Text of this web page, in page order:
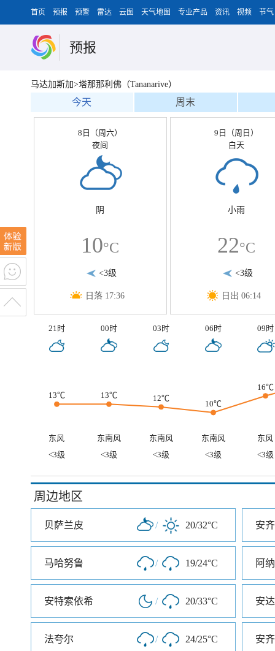
首页 预报 预警 雷达 云图 天气地图 专业产品 资讯 视频 节气
预报
马达加斯加>塔那那利佛（Tananarive）
今天 周末
8日（周六）
夜间
阴
10°C
<3级
日落 17:36
9日（周日）
白天
小雨
22°C
<3级
日出 06:14
21时 00时 03时 06时 09时
13℃ 13℃ 12℃
10℃
16℃
东风 东南风 东南风 东南风
东风
<3级
<3级 <3级 <3级 <3级
周边地区
贝萨兰皮 / 20/32°C 安
马哈努鲁 / 19/24°C 阿
安特索依希 / 20/33°C 安
法夸尔 / 24/25°C 安